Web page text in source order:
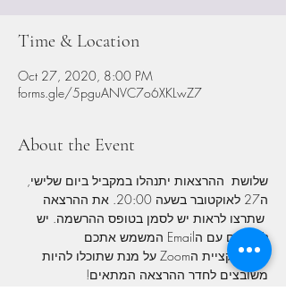
Time & Location
Oct 27, 2020, 8:00 PM
forms.gle/5pguANVC7o6XKLwZ7
About the Event
שלושת  ההרצאות יתנהלו במקביל ביום שלישי,
ה27 לאוקטובר בשעה 20:00. את ההרצאה
שתרצו לראות יש לסמן בטופס ההרשמה. יש
להירשם עם הEmail המשמש אתכם
לאפליקציית הZoom על מנת שתוכלו להיות
משובצים לחדר ההרצאה המתאים!